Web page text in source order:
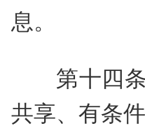
息。
第十四
共享、有条